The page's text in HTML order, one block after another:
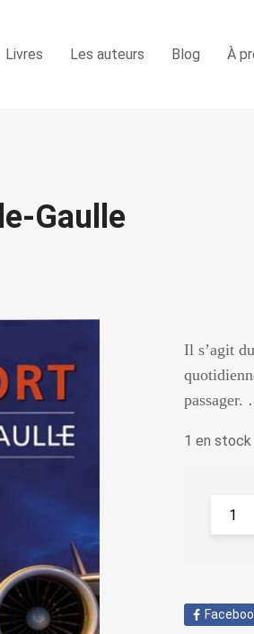
Livres Les auteurs Blog À
Gaulle
Il s’agit
passager.
1 en